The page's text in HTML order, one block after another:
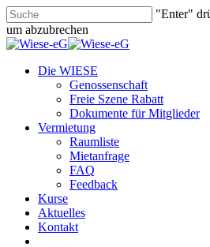
Skip
to
main
"Enter"
um abzubrechen
Close
search
Menu
Die WIESE
Genossenschaft
Freie Szene Rabatt
Dokumente für Mitglieder
Vermietung
Raumliste
Mietanfrage
FAQ
Feedback
Kurse
Aktuelles
Kontakt